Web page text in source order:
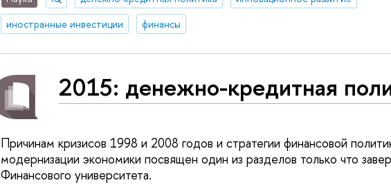
иностранные инвестиции
финансы
2015: денежно-кредитная
Причинам кризисов 1998 и 2008 годов и стратегии финансовой
модернизации экономики посвящен один из разделов только что
Финансового университета.